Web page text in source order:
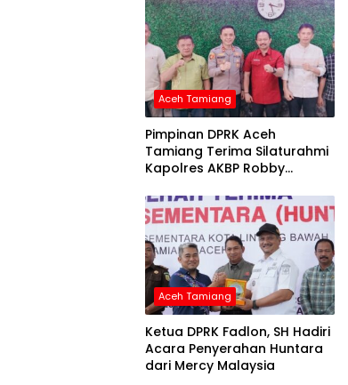
Aceh Tamiang
Pimpinan DPRK Aceh
Tamiang Terima Silaturahmi
Kapolres AKBP Robby
Aceh Tamiang
Ketua DPRK Fadlon, SH Hadiri
Acara Penyerahan Huntara
dari Mercy Malaysia